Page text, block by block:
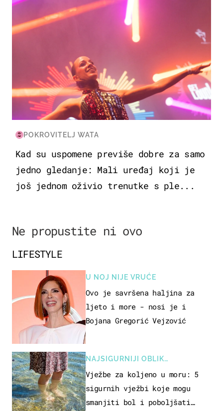
POKROVITELJ WATA
Kad su uspomene previše dobre za samo
jedno gledanje: Mali uređaj koji je
još jednom oživio trenutke s ple...
Ne propustite ni ovo
LIFESTYLE
U NOJ NIJE VRUĆE
Ovo je savršena haljina za
ljeto i more - nosi je i
Bojana Gregorić Vejzović
NAJSIGURNIJI OBLIK
REKREACIJE
Vježbe za koljeno u moru: 5
sigurnih vježbi koje mogu
smanjiti bol i poboljšati